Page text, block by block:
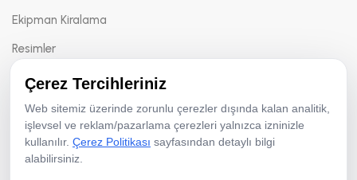
Ekipman Kiralama
Resimler
Referanslar
Bloglar
Çerez Politikası
Çerez Tercihleriniz
Web sitemiz üzerinde zorunlu çerezler dışında kalan analitik,
işlevsel ve reklam/pazarlama çerezleri yalnızca izninizle
kullanılır. Çerez Politikası sayfasından detaylı bilgi
alabilirsiniz.